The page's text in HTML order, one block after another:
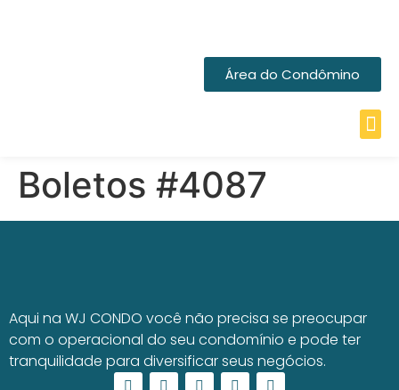
Área do Condômino
Boletos #4087
Aqui na WJ CONDO você não precisa se preocupar
com o operacional do seu condomínio e pode ter
tranquilidade para diversificar seus negócios.